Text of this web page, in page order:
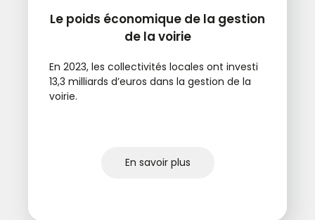
Le poids économique de la gestion
de la voirie
En 2023, les collectivités locales ont investi
13,3 milliards d’euros dans la gestion de la
voirie.
En savoir plus